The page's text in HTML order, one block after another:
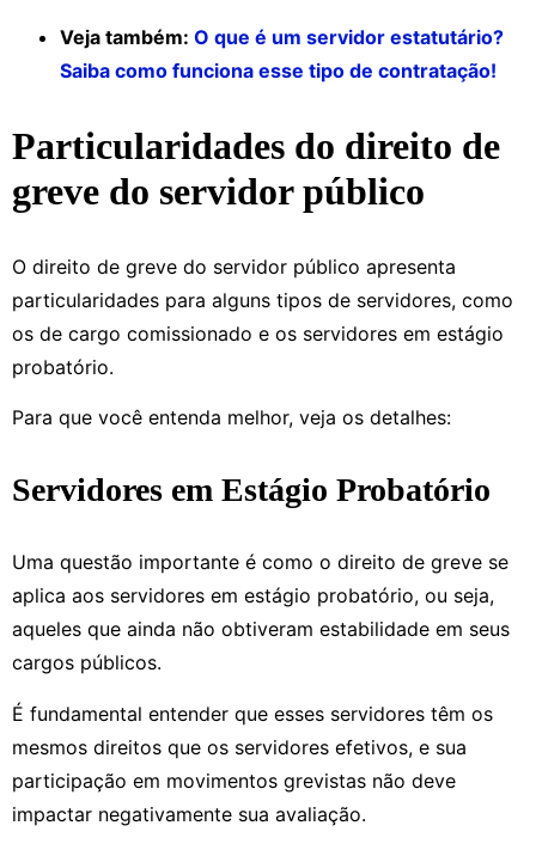
Veja também: O que é um servidor estatutário?
Saiba como funciona esse tipo de contratação!
Particularidades do direito de
greve do servidor público
O direito de greve do servidor público apresenta
particularidades para alguns tipos de servidores, como
os de cargo comissionado e os servidores em estágio
probatório.
Para que você entenda melhor, veja os detalhes:
Servidores em Estágio Probatório
Uma questão importante é como o direito de greve se
aplica aos servidores em estágio probatório, ou seja,
aqueles que ainda não obtiveram estabilidade em seus
cargos públicos.
É fundamental entender que esses servidores têm os
mesmos direitos que os servidores efetivos, e sua
participação em movimentos grevistas não deve
impactar negativamente sua avaliação.